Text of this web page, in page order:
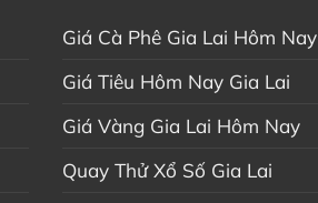
&
Giá Cà Phê Gia Lai Hôm Nay
Giá Tiêu Hôm Nay Gia Lai
Giá Vàng Gia Lai Hôm Nay
Quay Thử Xổ Số Gia Lai